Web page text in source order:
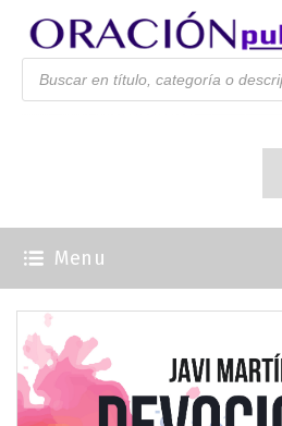
Menu